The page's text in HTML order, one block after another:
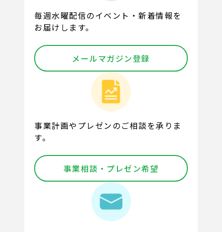
毎週水曜配信のイベント・新着情報を
お届けします。
メールマガジン登録
事業計画やプレゼンのご相談を承りま
す。
事業相談・プレゼン希望